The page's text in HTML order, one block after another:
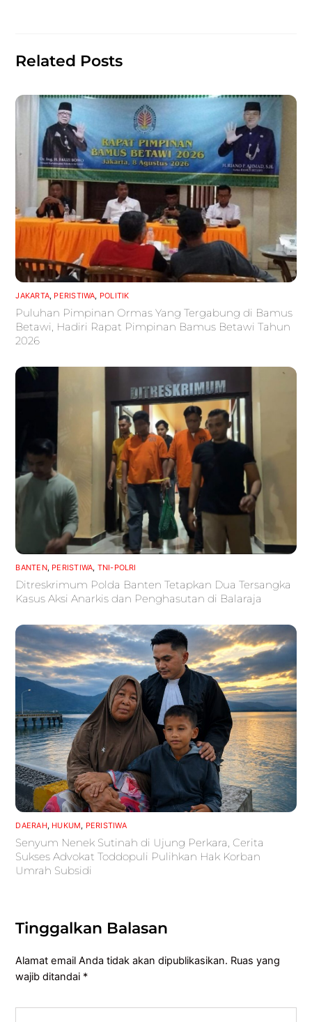
Related Posts
JAKARTA, PERISTIWA, POLITIK
Puluhan Pimpinan Ormas Yang Tergabung di Bamus
Betawi, Hadiri Rapat Pimpinan Bamus Betawi Tahun
2026
BANTEN, PERISTIWA, TNI-POLRI
Ditreskrimum Polda Banten Tetapkan Dua Tersangka
Kasus Aksi Anarkis dan Penghasutan di Balaraja
DAERAH, HUKUM, PERISTIWA
Senyum Nenek Sutinah di Ujung Perkara, Cerita
Sukses Advokat Toddopuli Pulihkan Hak Korban
Umrah Subsidi
Tinggalkan Balasan
Alamat email Anda tidak akan dipublikasikan. Ruas yang
wajib ditandai *